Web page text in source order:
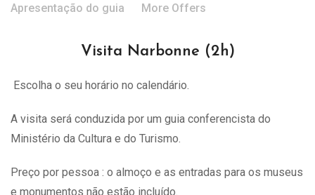
Apresentação do guia More Offers
Visita Narbonne (2h)
Escolha o seu horário no calendário.
A visita será conduzida por um guia conferencista do
Ministério da Cultura e do Turismo.
Preço por pessoa : o almoço e as entradas para os museus
e monumentos não estão incluído.